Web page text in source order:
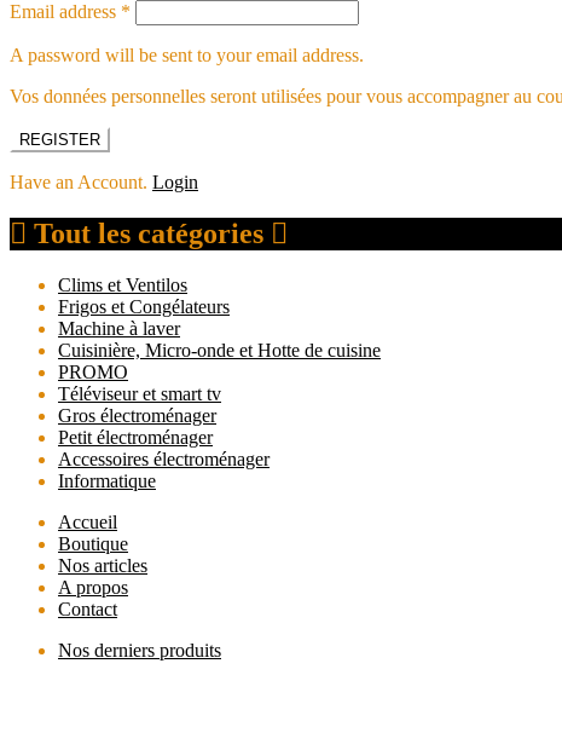
Email address *
A password will be sent to your email address.
Vos données personnelles seront utilisées pour vous accompagner au
REGISTER
Have an Account. Login
Tout les catégories
Clims et Ventilos
Frigos et Congélateurs
Machine à laver
Cuisinière, Micro-onde et Hotte de cuisine
PROMO
Téléviseur et smart tv
Gros électroménager
Petit électroménager
Accessoires électroménager
Informatique
Accueil
Boutique
Nos articles
A propos
Contact
Nos derniers produits